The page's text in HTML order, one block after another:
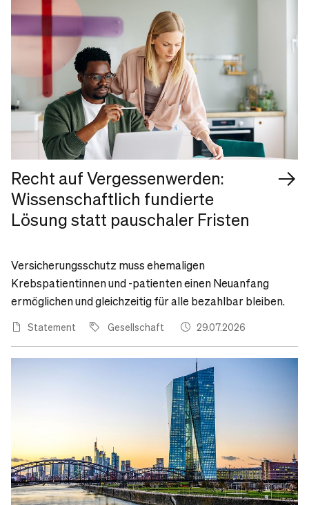
Recht auf Vergessenwerden:
Wissenschaftlich fundierte
Lösung statt pauschaler Fristen
Versicherungsschutz muss ehemaligen
Krebspatientinnen und -patienten einen Neuanfang
ermöglichen und gleichzeitig für alle bezahlbar bleiben.
Statement Gesellschaft 29.07.2026